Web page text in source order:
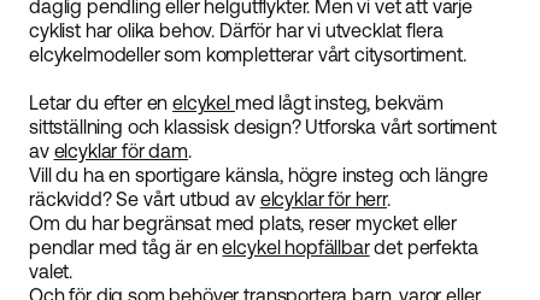
daglig pendling eller helgutflykter. Men vi vet att varje
cyklist har olika behov. Därför har vi utvecklat flera
elcykelmodeller som kompletterar vårt citysortiment.
Letar du efter enelcykel med lågt insteg, bekväm
sittställning och klassisk design? Utforska vårt sortiment
av elcyklar för dam.
Vill du ha en sportigare känsla, högre insteg och längre
räckvidd? Se vårt utbud av elcyklar för herr.
Om du har begränsat med plats, reser mycket eller
pendlar med tåg är enelcykel hopfällbardet perfekta
valet.
Och för dig som behöver transportera barn, varor eller